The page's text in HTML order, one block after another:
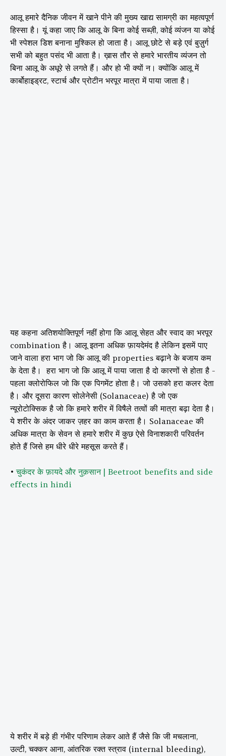
आलू हमारे दैनिक जीवन में खाने पीने की मुख्य खाद्य सामग्री का महत्वपूर्ण
हिस्सा है। यूं कहा जाए कि आलू के बिना कोई सब्ज़ी, कोई व्यंजन या कोई
भी स्पेशल डिश बनाना मुश्किल हो जाता है। आलू छोटे से बड़े एवं बुज़ुर्ग
सभी को बहुत पसंद भी आता है। ख़ास तौर से हमारे भारतीय व्यंजन तो
बिना आलू के अधूरे से लगते हैं। और हो भी क्यों न। क्योंकि आलू में
कार्बोहाइड्रट, स्टार्च और प्रोटीन भरपूर मात्रा में पाया जाता है।
यह कहना अतिशयोक्तिपूर्ण नहीं होगा कि आलू सेहत और स्वाद का भरपूर
combination है। आलू इतना अधिक फ़ायदेमंद है लेकिन इसमें पाए
जाने वाला हरा भाग जो कि आलू की properties बढ़ाने के बजाय कम
के देता है। हरा भाग जो कि आलू में पाया जाता है दो कारणों से होता है -
पहला क्लोरोफिल जो कि एक पिगमेंट होता है। जो उसको हरा कलर देता
है। और दूसरा कारण सोलेनेसी (Solanaceae) है जो एक
न्यूरोटोक्सिक है जो कि हमारे शरीर में विषैले तत्वों की मात्रा बढ़ा देता है।
ये शरीर के अंदर जाकर ज़हर का काम करता है। Solanaceae की
अधिक मात्रा के सेवन से हमारे शरीर में कुछ ऐसे विनाशकारी परिवर्तन
होते हैं जिसे हम धीरे धीरे महसूस करते हैं।
•चुकंदर के फ़ायदे और नुक़सान | Beetroot benefits and side
effects in hindi
ये शरीर में बड़े ही गंभीर परिणाम लेकर आते हैं जैसे कि जी मचलाना,
उल्टी, चक्कर आना, आंतरिक रक्त स्त्राव (internal bleeding),